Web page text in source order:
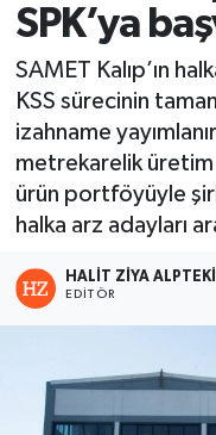
SPK’ya
SAMET Kalıp’ın
KSS sürecinin
izahname
metrekarelik
ürün portföyüyle
halka arz adayları
HALIT ZIYA
EDITÖR